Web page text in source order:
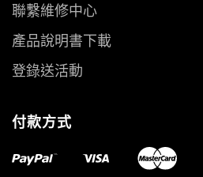
聯繫維修中心
產品說明書下載
登錄送活動
付款方式